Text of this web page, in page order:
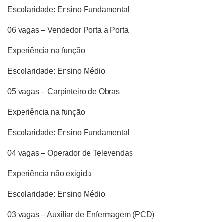
Escolaridade: Ensino Fundamental
06 vagas – Vendedor Porta a Porta
Experiência na função
Escolaridade: Ensino Médio
05 vagas – Carpinteiro de Obras
Experiência na função
Escolaridade: Ensino Fundamental
04 vagas – Operador de Televendas
Experiência não exigida
Escolaridade: Ensino Médio
03 vagas – Auxiliar de Enfermagem (PCD)